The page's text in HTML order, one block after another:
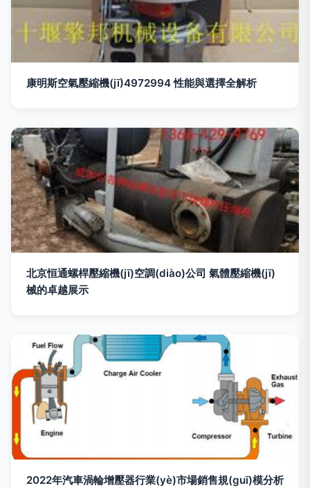
康明斯空氣壓縮機(jī)4972994 性能與選擇全解析
北京恒通螺桿壓縮機(jī)空調(diào)公司 氣體壓縮機(jī)
械的卓越展示
2022年汽車渦輪增壓器行業(yè)市場銷售規(guī)模分析